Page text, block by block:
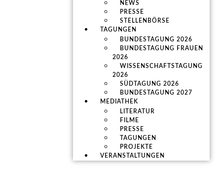
NEWS
PRESSE
STELLENBÖRSE
TAGUNGEN
BUNDESTAGUNG 2026
BUNDESTAGUNG FRAUEN
2026
WISSENSCHAFTSTAGUNG
2026
SÜDTAGUNG 2026
BUNDESTAGUNG 2027
MEDIATHEK
LITERATUR
FILME
PRESSE
TAGUNGEN
PROJEKTE
VERANSTALTUNGEN